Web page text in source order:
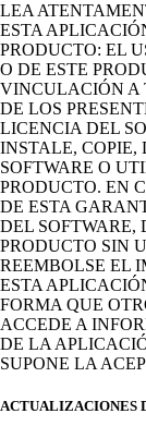
LEA
ESTA
PRODUCTO: EL
O DE ESTE
VINCULACIÓN A
DE LOS
LICENCIA DEL
INSTALE, COPIE,
SOFTWARE O
PRODUCTO. EN
DE ESTA
DEL
PRODUCTO SIN
REEMBOLSE EL
ESTA
FORMA QUE
ACCEDE A
DE LA
SUPONE LA
ACTUALIZACIONES